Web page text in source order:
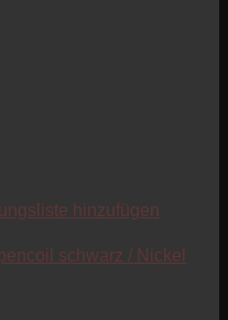
hinzufügen
schwarz / Nickel